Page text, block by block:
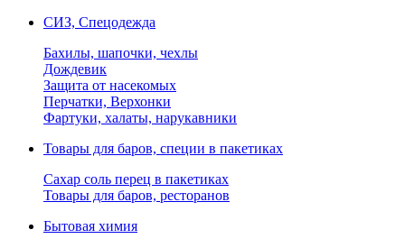
СИЗ, Спецодежда
Бахилы, шапочки, чехлы
Дождевик
Защита от насекомых
Перчатки, Верхонки
Фартуки, халаты, нарукавники
Товары для баров, специи в пакетиках
Сахар соль перец в пакетиках
Товары для баров, ресторанов
Бытовая химия